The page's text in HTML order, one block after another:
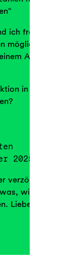
ich frage mich
möglich sein
Android-
in der
2025
verzögert sich
wir werden
Lieben Gruß